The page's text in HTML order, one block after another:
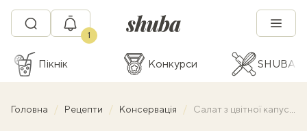
1
Пікнік Конкурси SHUBA
Головна Рецепти Консервація Салат з цвітної капусти на зиму — консервуємо з перцем і печерицями